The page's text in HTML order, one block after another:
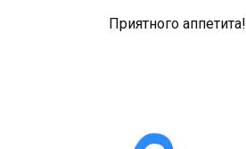
Приятного аппетита!